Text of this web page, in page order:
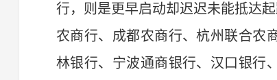
行，则是更早启动却迟迟未能抵达
农商行、成都农商行、杭州联合农
林银行、宁波通商银行、汉口银行